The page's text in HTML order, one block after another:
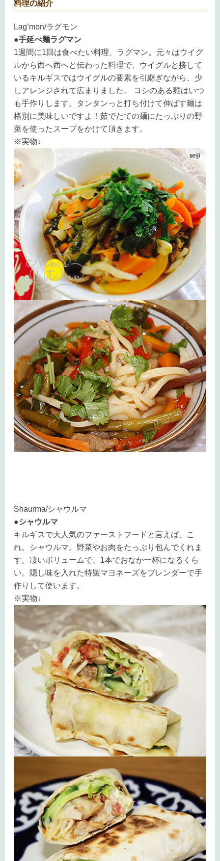
料理の紹介
Lag’mon/ラグモン
●手延べ麺ラグマン
1週間に1回は食べたい料理、ラグマン。元々はウイグ
ルから西へ西へと伝わった料理で、ウイグルと接して
いるキルギスではウイグルの要素を引継ぎながら、少
しアレンジされて広まりました。 コシのある麺はいつ
も手作りします。タンタンっと打ち付けて伸ばす麺は
格別に美味しいですよ！茹でたての麺にたっぷりの野
菜を使ったスープをかけて頂きます。
※実物↓
Shaurma/シャウルマ
●シャウルマ
キルギスで大人気のファーストフードと言えば、こ
れ。シャウルマ。野菜やお肉をたっぷり包んでくれま
す。凄いボリュームで、1本でおなか一杯になるくら
い。隠し味を入れた特製マヨネーズをブレンダーで手
作りして使います。
※実物↓